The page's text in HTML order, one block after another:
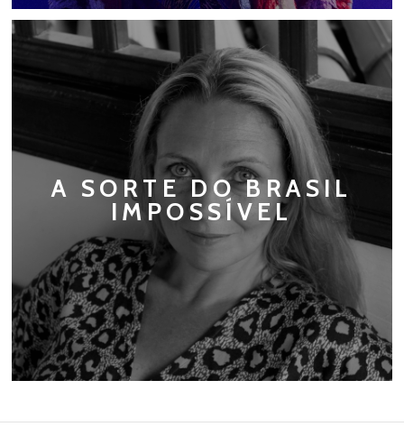
A SORTE DO BRASIL
IMPOSSÍVEL